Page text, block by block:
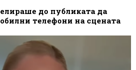
до публиката да
телефони на сцената